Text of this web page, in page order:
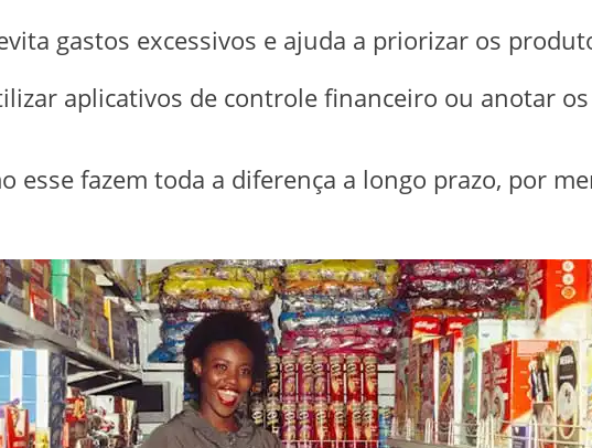
gastos excessivos e ajuda a priorizar os
aplicativos de controle financeiro ou anotar
esse fazem toda a diferença a longo prazo, por